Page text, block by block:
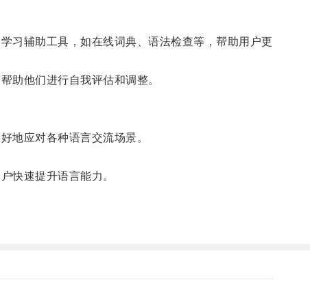
辅助工具，如在线词典、语法检查等，帮助用户更
他们进行自我评估和调整。
应对各种语言交流场景。
快速提升语言能力。